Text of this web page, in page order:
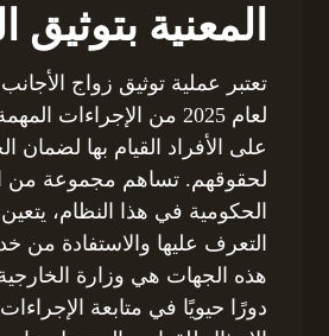
المعنية بتوثيق
تعتبر عملية توثيق زواج
لعام 2025 من الإجراءات
على الأفراد القيام بها لضمان
لحقوقهم. تساهم مجموعة من
الحكومية في هذا النظام،
التعرف عليها والاستفادة من
هذه الجهات هي وزارة
دورًا حيويًا في متابعة